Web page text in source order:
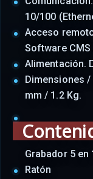
10/100
Acceso
Software CMS
Alimentación.
Dimensiones /
mm / 1.2 Kg.
Grabador 5 en
Ratón